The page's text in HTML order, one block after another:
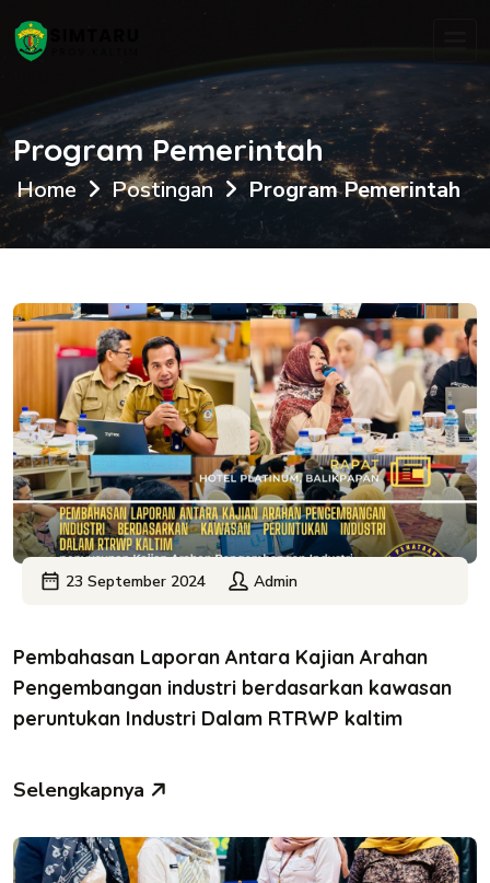
Program Pemerintah
Home Postingan Program Pemerintah
23 September 2024 Admin
Pembahasan Laporan Antara Kajian Arahan
Pengembangan industri berdasarkan kawasan
peruntukan Industri Dalam RTRWP kaltim
Selengkapnya